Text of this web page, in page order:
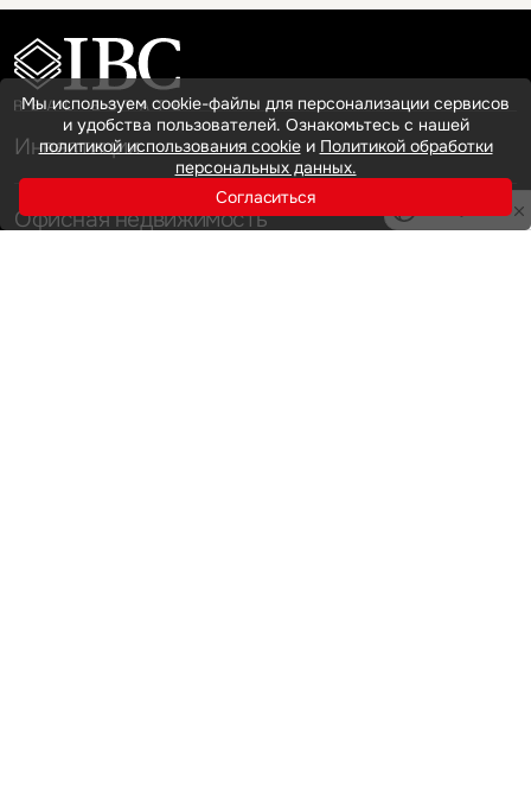
Инвестиции
Офисная недвижимость
Мы используем cookie-файлы для персонализации сервисов
и удобства пользователей. Ознакомьтесь с нашей
политикой использования cookieи Политикой обработки
персональных данных.
Согласиться